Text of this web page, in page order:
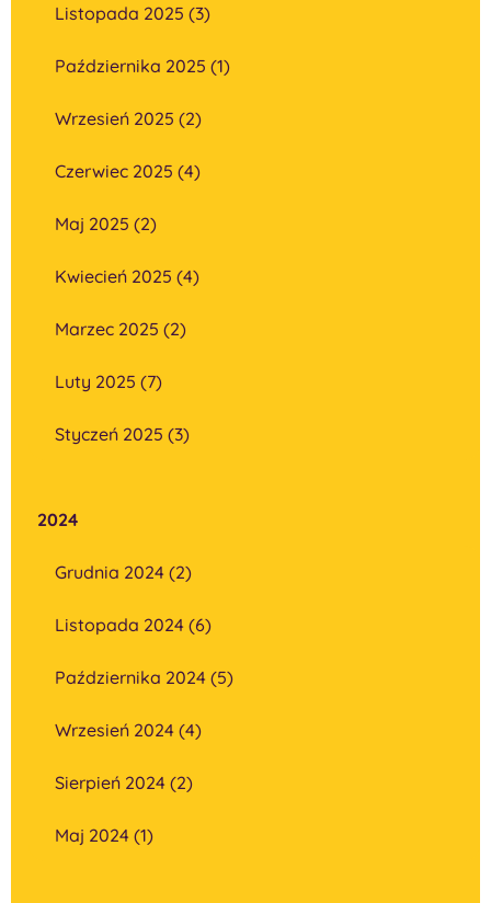
Listopada 2025 (3)
Października 2025 (1)
Wrzesień 2025 (2)
Czerwiec 2025 (4)
Maj 2025 (2)
Kwiecień 2025 (4)
Marzec 2025 (2)
Luty 2025 (7)
Styczeń 2025 (3)
2024
Grudnia 2024 (2)
Listopada 2024 (6)
Października 2024 (5)
Wrzesień 2024 (4)
Sierpień 2024 (2)
Maj 2024 (1)